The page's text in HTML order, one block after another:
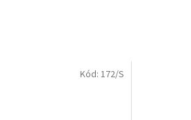
Kód:172/S